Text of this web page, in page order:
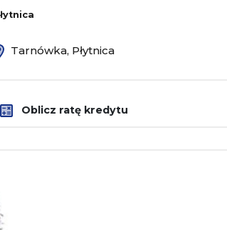
Tarnówka, Płytnica
Oblicz ratę kredytu